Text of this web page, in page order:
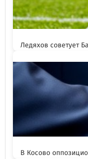
Ледяхов советует
В Косово